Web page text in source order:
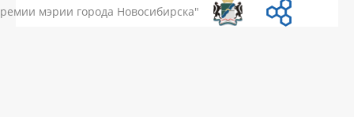
мэрии города Новосибирска"